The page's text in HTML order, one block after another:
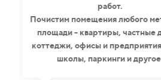
работ.
Почистим помещения любого
площади - квартиры, частные
коттеджи, офисы и
школы, паркинги и